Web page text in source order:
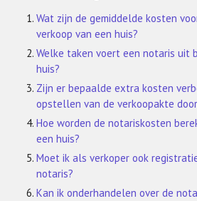
Wat zijn de gemiddelde kosten
verkoop van een huis?
Welke taken voert een notaris uit
huis?
Zijn er bepaalde extra kosten
opstellen van de verkoopakte
Hoe worden de notariskosten
een huis?
Moet ik als verkoper ook
notaris?
Kan ik onderhandelen over de